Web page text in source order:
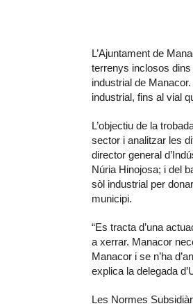
L’Ajuntament de
terrenys inclosos dins
industrial de
industrial, fins al vial
L’objectiu de la
sector i analitzar les
director general
Núria Hinojosa; i del
sòl industrial per
municipi.
“Es tracta d’una
a xerrar. Manacor
Manacor i se n’ha
explica la delegada
Les Normes